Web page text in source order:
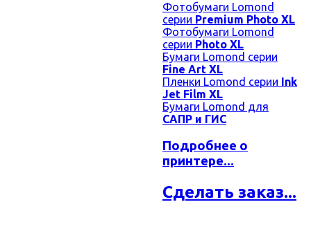
Фотобумаги Lomond
серии Premium Photo XL
Фотобумаги Lomond
серии Photo XL
Бумаги Lomond серии
Fine Art XL
Пленки Lomond серии Ink
Jet Film XL
Бумаги Lomond для
САПР и ГИС
Подробнее о
принтере...
Сделать заказ...